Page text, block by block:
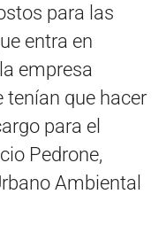
para las
entra en
empresa
tenían que hacer
para el
Pedrone,
Ambiental